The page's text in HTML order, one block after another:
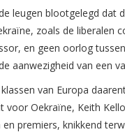
leugen blootgelegd dat
zoals de liberalen
en geen oorlog
aanwezigheid van een
van Europa
Oekraïne, Keith
premiers, knikkend